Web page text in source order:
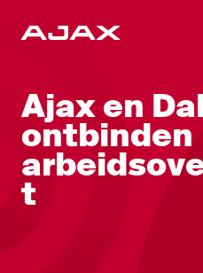
Ajax en
ontbinden
t